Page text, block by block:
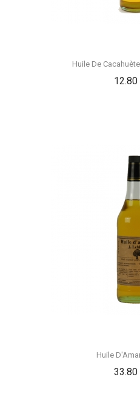
Huile De
12.80
Huile
33.80